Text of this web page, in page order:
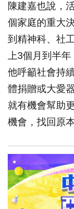
陳建嘉也說，
個家庭的重大
到精神科、社
上3個月到半
他呼籲社會持
體捐贈或大愛
就有機會幫助
機會，找回原